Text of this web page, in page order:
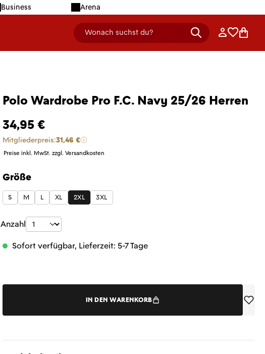
Business Arena
Wonach suchst du?
header.searchDescription Anmelden
Polo Wardrobe Pro F.C. Navy 25/26 Herren
34,95 €
Mitgliederpreis:31,46 €
Preise inkl. MwSt. zzgl. Versandkosten
Größe
auswählen
S M L XL 2XL 3XL
Produkt Anzahl: Gib den gewünschten Wert
Anzahl
Sofort verfügbar, Lieferzeit: 5-7 Tage
IN DEN WARENKORB